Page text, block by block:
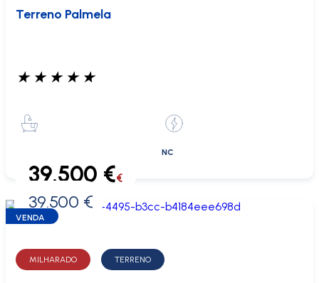
Terreno Palmela
★ ★ ★ ★ ★
NC
0 €
39.500 €€
39.500 €
VENDA
MILHARADO TERRENO